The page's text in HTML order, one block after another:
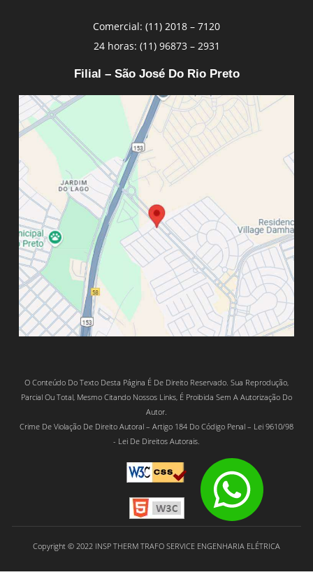
Comercial: (11) 2018 – 7120
24 horas: (11) 96873 – 2931
Filial – São José Do Rio Preto
O Conteúdo Do Texto Desta Página É De Direito Reservado. Sua Reprodução,
Parcial Ou Total, Mesmo Citando Nossos Links, É Proibida Sem A Autorização Do
Autor.
Crime De Violação De Direito Autoral – Artigo 184 Do Código Penal – Lei 9610/98
- Lei De Direitos Autorais.
Copyright © 2022 INSP THERM TRAFO SERVICE ENGENHARIA ELÉTRICA